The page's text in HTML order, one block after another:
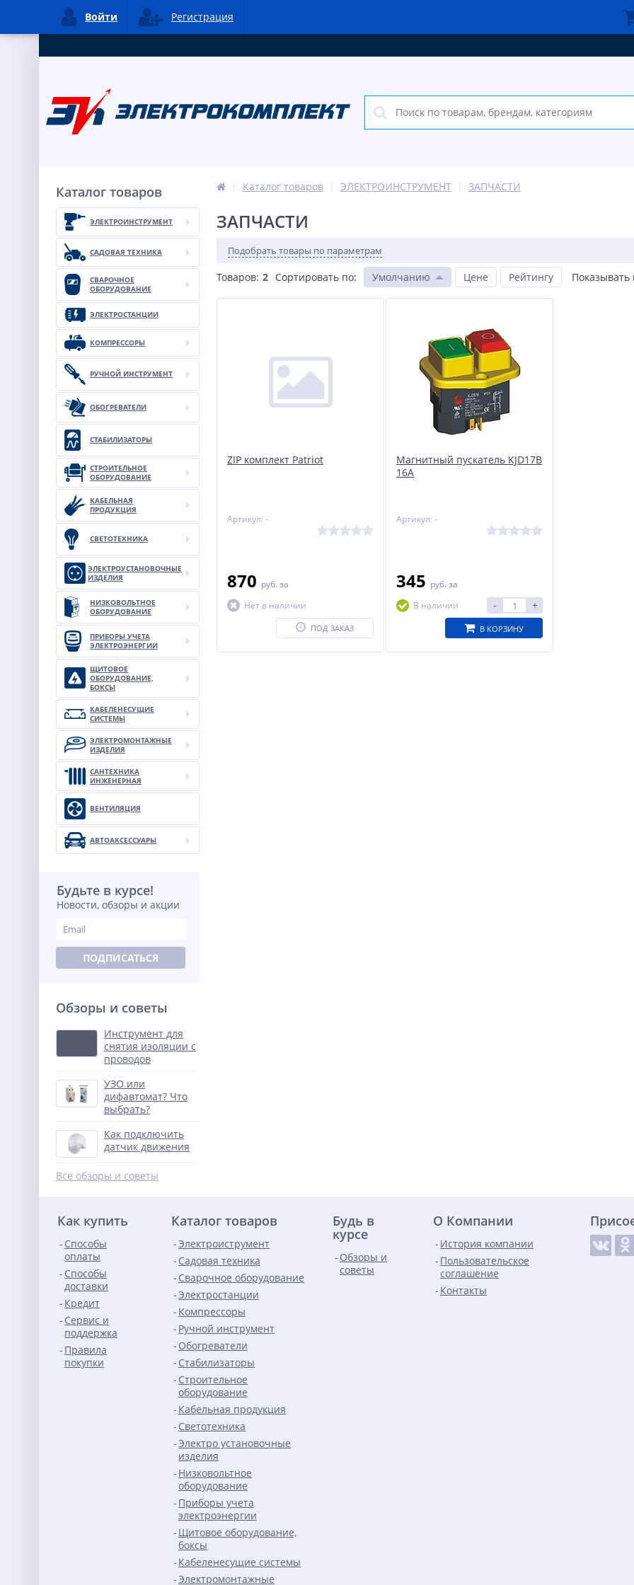
Каталог товаров
ЭЛЕКТРОИНСТРУМЕНТ
САДОВАЯ ТЕХНИКА
СВАРОЧНОЕ
ОБОРУДОВАНИЕ
ЭЛЕКТРОСТАНЦИИ
КОМПРЕССОРЫ
РУЧНОЙ ИНСТРУМЕНТ
ОБОГРЕВАТЕЛИ
СТАБИЛИЗАТОРЫ
СТРОИТЕЛЬНОЕ
ОБОРУДОВАНИЕ
КАБЕЛЬНАЯ
ПРОДУКЦИЯ
СВЕТОТЕХНИКА
ЭЛЕКТРОУСТАНОВОЧНЫЕ
ИЗДЕЛИЯ
НИЗКОВОЛЬТНОЕ
ОБОРУДОВАНИЕ
ПРИБОРЫ УЧЕТА
ЭЛЕКТРОЭНЕРГИИ
ЩИТОВОЕ
ОБОРУДОВАНИЕ,
БОКСЫ
КАБЕЛЕНЕСУЩИЕ
СИСТЕМЫ
ЭЛЕКТРОМОНТАЖНЫЕ
ИЗДЕЛИЯ
САНТЕХНИКА
ИНЖЕНЕРНАЯ
ВЕНТИЛЯЦИЯ
АВТОАКСЕССУАРЫ
Будьте в курсе!
Новости, обзоры и акции
ПОДПИСАТЬСЯ
Обзоры и советы
Инструмент для
снятия изоляции с
проводов
УЗО или
дифавтомат? Что
выбрать?
Как подключить
датчик движения
Все обзоры и советы
Каталог товаров ЭЛЕКТРОИНСТРУМЕНТ ЗАПЧАСТИ
ЗАПЧАСТИ
Подобрать товары по параметрам
Товаров: 2 Сортировать по: Умолчанию Цене Рейтингу Показывать
ZIP комплект Patriot
Артикул: -
870 руб. за
Нет в наличии
ПОД ЗАКАЗ
Магнитный пускатель KJD17B
16A
Артикул: -
345 руб. за
В наличии
- +
В КОРЗИНУ
Как купить
Способы
оплаты
Способы
доставки
Кредит
Сервис и
поддержка
Правила
покупки
Каталог товаров
Электроиструмент
Садовая техника
Сварочное оборудование
Электростанции
Компрессоры
Ручной инструмент
Обогреватели
Стабилизаторы
Строительное
оборудование
Кабельная продукция
Светотехника
Электро установочные
изделия
Низковольтное
оборудование
Приборы учета
электроэнергии
Щитовое оборудование,
боксы
Кабеленесущие системы
Электромонтажные
Будь в
курсе
Обзоры и
советы
О Компании
История компании
Пользовательское
соглашение
Контакты
Войти Регистрация